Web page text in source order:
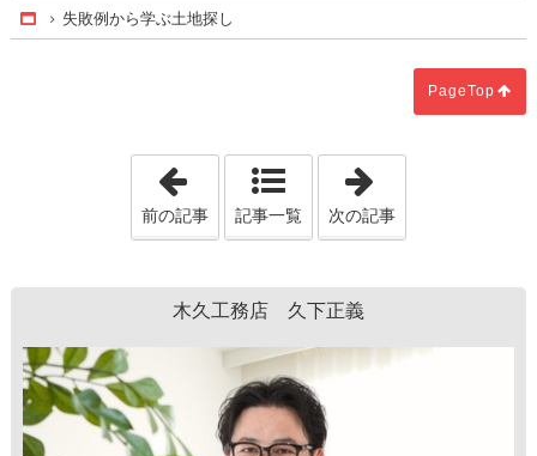
Home
失敗例から学ぶ土地探し
PageTop
「災害時の備えのお話」
前の記事 記事一覧 次の記事
木久工務店 久下正義